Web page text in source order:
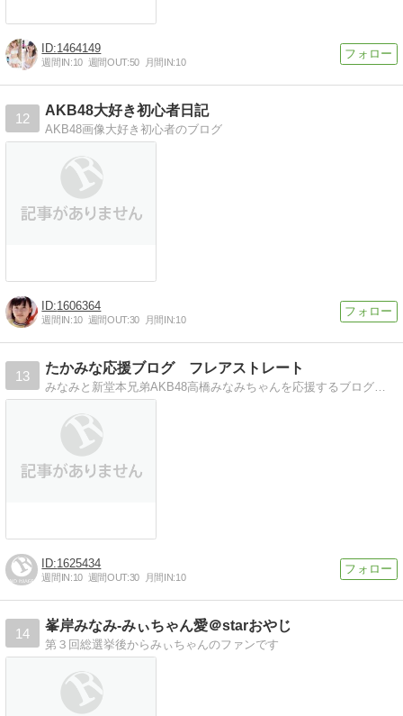
1464149
週間IN:10 週間OUT:50 月間IN:10
12
AKB48大好き初心者日記
AKB48画像大好き初心者のブログ
1606364
週間IN:10 週間OUT:30 月間IN:10
13
たかみな応援ブログ フレアストレート
みなみと新堂本兄弟AKB48高橋みなみちゃんを応援するブログです。新堂本兄弟の感想も多め！
1625434
週間IN:10 週間OUT:30 月間IN:10
14
峯岸みなみ-みぃちゃん愛＠starおやじ
第３回総選挙後からみぃちゃんのファンです